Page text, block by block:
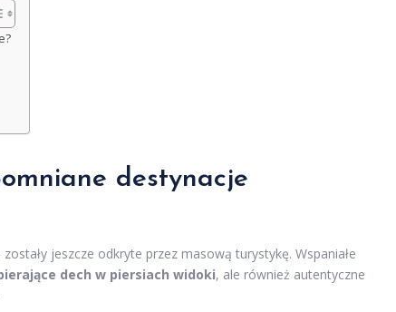
destynacje
jeszcze odkryte przez masową turystykę. Wspaniałe
dech w piersiach widoki, ale również autentyczne